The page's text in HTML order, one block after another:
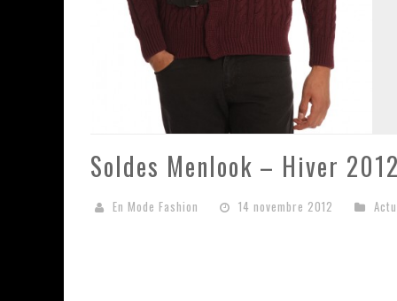
Soldes Menlook – Hiver 2012
En Mode Fashion 14 novembre 2012